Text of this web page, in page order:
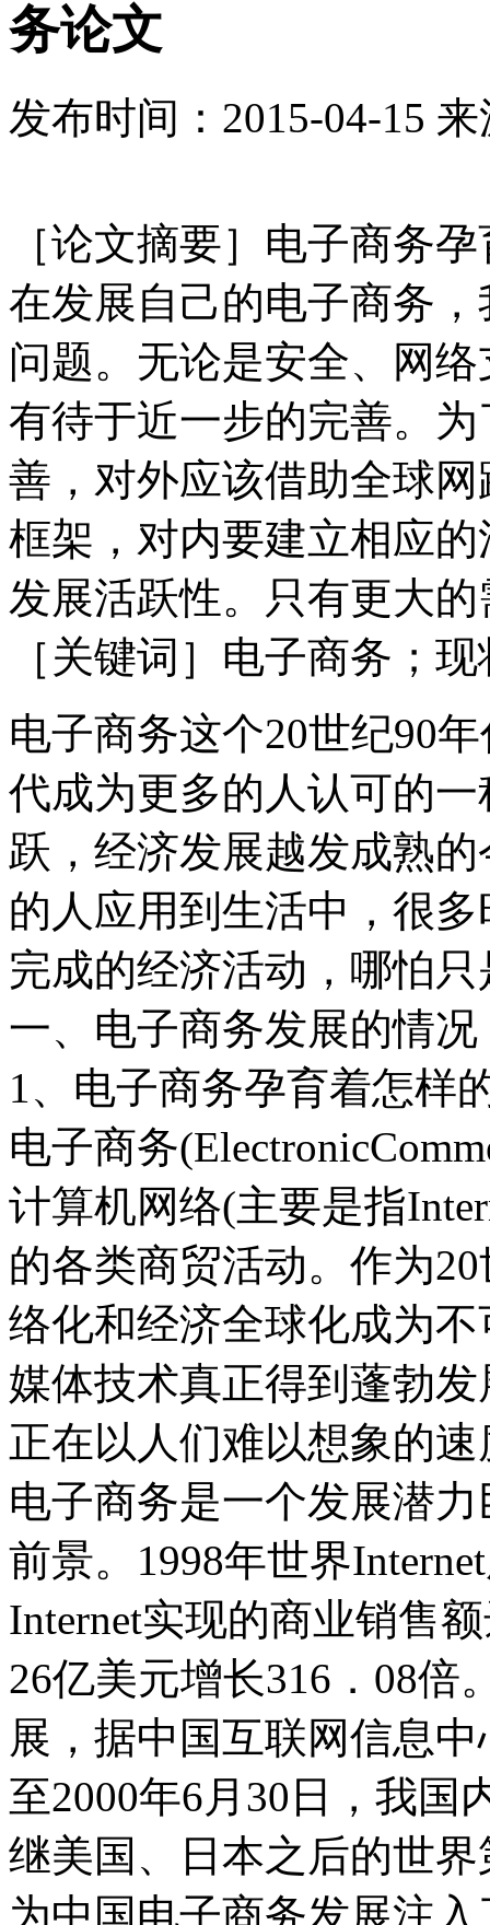
务论文
发布时间： 2015-04-15 来
［论文摘要］电子商务
在发展自己的电子商务
问题。无论是安全、网
有待于近一步的完善。
善，对外应该借助全球
框架，对内要建立相应
发展活跃性。只有更大
［关键词］电子商务；
电子商务这个20世纪90
代成为更多的人认可的
跃，经济发展越发成熟
的人应用到生活中，很
完成的经济活动，哪怕
一、电子商务发展的情况
1、电子商务孕育着怎样
电子商务
计算机网络(主要是指
的各类商贸活动。作为
络化和经济全球化成为
媒体技术真正得到蓬勃
正在以人们难以想象的
电子商务是一个发展潜
前景。1998年世界
Internet实现的商业销售
26亿美元增长316．08倍
展，据中国互联网信息
至2000年6月30日，我国
继美国、日本之后的世
为中国电子商务发展注